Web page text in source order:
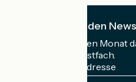
Ich abonniere den
Erhalten Sie jeden Monat
Rad in Ihrem Postfach.
Meine E-Mail-Adresse